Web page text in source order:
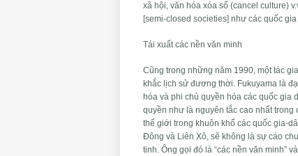
xã hội, văn hóa xóa sổ (cancel culture)
[semi-closed societies] như các quốc
Tái xuất các nền văn minh
Cũng trong những năm 1990, một tác
khắc lịch sử đương thời. Fukuyama là
hóa và phi chủ quyền hóa các quốc gia
quyền như là nguyên tắc cao nhất
thế giới trong khuôn khổ các quốc gia-
Đông và Liên Xô, sẽ không là sự cáo
tinh. Ông gọi đó là “các nền văn minh”